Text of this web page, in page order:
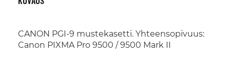
CANON PGI-9 mustekasetti. Yhteensopivuus:
Canon PIXMA Pro 9500 / 9500 Mark II